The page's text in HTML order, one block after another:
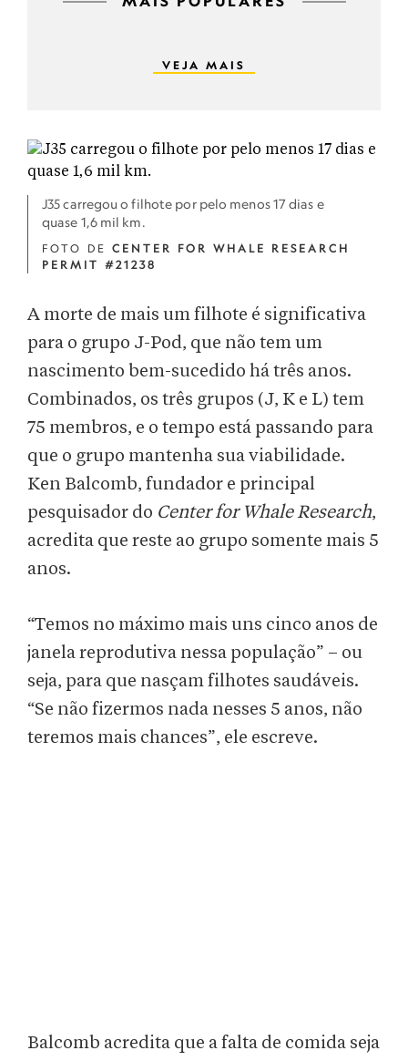
VEJA MAIS
J35 carregou o filhote por pelo menos 17 dias e
quase 1,6 mil km.
FOTO DE CENTER FOR WHALE RESEARCH
PERMIT #21238
A morte de mais um filhote é significativa
para o grupo J-Pod, que não tem um
nascimento bem-sucedido há três anos.
Combinados, os três grupos (J, K e L) tem
75 membros, e o tempo está passando para
que o grupo mantenha sua viabilidade.
Ken Balcomb, fundador e principal
pesquisador do Center for Whale Research,
acredita que reste ao grupo somente mais 5
anos.
“Temos no máximo mais uns cinco anos de
janela reprodutiva nessa população” – ou
seja, para que nasçam filhotes saudáveis.
“Se não fizermos nada nesses 5 anos, não
teremos mais chances”, ele escreve.
Balcomb acredita que a falta de comida seja